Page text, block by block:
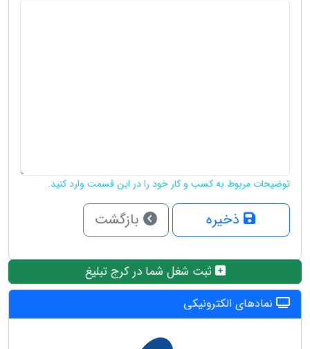
توضیحات مربوط به کسب و کار خود را در این قسمت وارد کنید.
ذخیره بازگشت
ثبت شغل شما در کرج تبلیغ
نمادهای الکترونیکی